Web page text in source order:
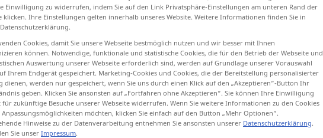
Diskordanz, Missklang
discordance
Einwilligung zu widerrufen, indem Sie auf den Link Privatsphäre-Einstellungen am unteren Rand der
klicken. Ihre Einstellungen gelten innerhalb unseres Website. Weitere Informationen finden Sie in
Cookies, damit Sie unsere Webseite bestmöglich nutzen und wir besser mit Ihnen
können. Notwendige, funktionale und statistische Cookies, die für den Betrieb der Webseite und
Auswertung unserer Webseite erforderlich sind, werden auf Grundlage unserer Vorauswahl
Ihrem Endgerät gespeichert. Marketing-Cookies und Cookies, die der Bereitstellung personalisierter
dienen, werden nur gespeichert, wenn Sie uns durch einen Klick auf den „Akzeptieren“-Button Ihr
geben. Klicken Sie ansonsten auf „Fortfahren ohne Akzeptieren“. Sie können Ihre Einwilligung
für zukünftige Besuche unserer Webseite widerrufen. Wenn Sie weitere Informationen zu den Cookies
möchten, klicken Sie einfach auf den Button „Mehr Optionen“.
Hinweise zu der Datenverarbeitung entnehmen Sie ansonsten unserer Datenschutzerklärung.
Sie unser Impressum.